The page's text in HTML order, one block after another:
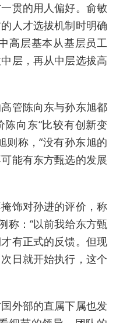
贯的用人偏好。俞敏
人才选拔机制时明确
高层基本从基层员工
层，再从中层选拔高
管陈向东与孙东旭都
陈向东“比较有创新变
则称，“没有孙东旭的
能有东方甄选的发展
饰对孙进的评价，称
称：“以前我给东方甄
有正式的反馈。但现
日就开始执行，这个
外部的直属下属也发